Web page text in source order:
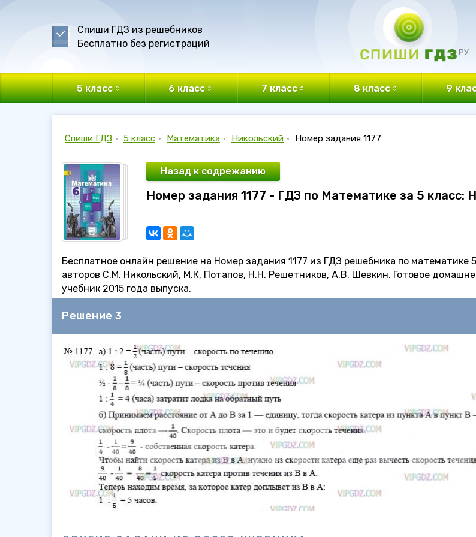
Спиши ГДЗ из решебников
Бесплатно без регистраций
5 класс 6 класс 7 класс 8 класс 9
Спиши ГДЗ • 5 класс • Математика • Никольский • Номер задания 1177
Назад к содрежанию
Номер задания 1177 - ГДЗ по Математике за 5 класс:
Бесплатное онлайн решение на Номер задания 1177 из ГДЗ решебника по математике
авторов С.М. Никольский, М.К, Потапов, Н.Н. Решетников, А.В. Шевкин. Готовое
учебник 2015 года выпуска.
Решение 3